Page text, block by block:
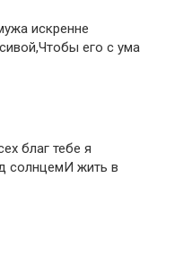
искренне
его с ума
благ тебе я
солнцемИ жить в